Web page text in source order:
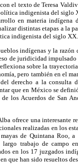
el texto de Teresa
indigenista del siglo
en materia indígena
distintas etapas a la
indigenista del siglo XX.
indígenas y la razón
de juridicidad
sobre la
pero también en el
derecho a la consulta
que en México se
los Acuerdos de San
ofrece una interesante
realizadas en los
de Quintana Roo,
largo trabajo de campo
en los 17 juzgados
que han sido resueltos